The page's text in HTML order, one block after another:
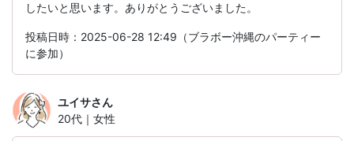
したいと思います。ありがとうございました。
投稿日時：2025-06-28 12:49（ブラボー沖縄のパーティー
に参加）
ユイサさん
20代｜女性